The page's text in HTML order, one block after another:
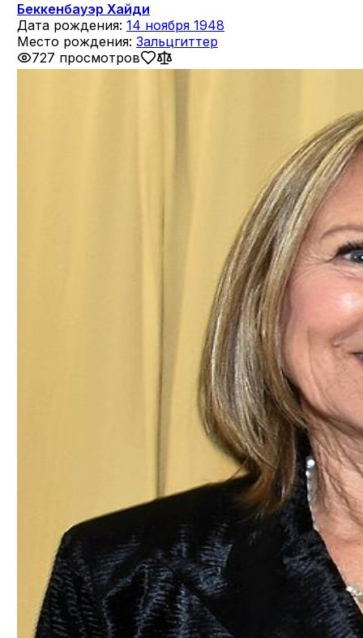
Беккенбауэр Хайди
Дата рождения: 14 ноября 1948
Место рождения: Зальцгиттер
727 просмотров